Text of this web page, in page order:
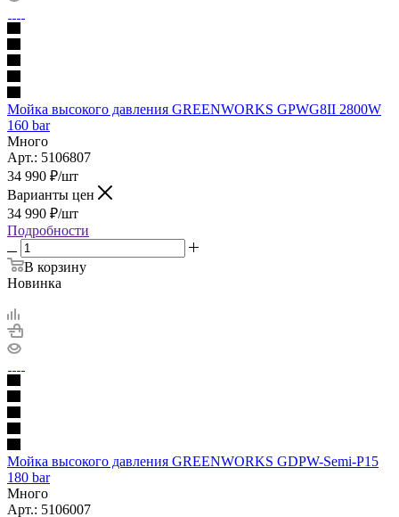
Мойка высокого давления GREENWORKS GPWG8II 2800W
160 bar
Много
Арт.: 5106807
34 990 ₽/шт
Варианты цен
34 990 ₽/шт
Подробности
В корзину
Новинка
Мойка высокого давления GREENWORKS GDPW-Semi-P15
180 bar
Много
Арт.: 5106007